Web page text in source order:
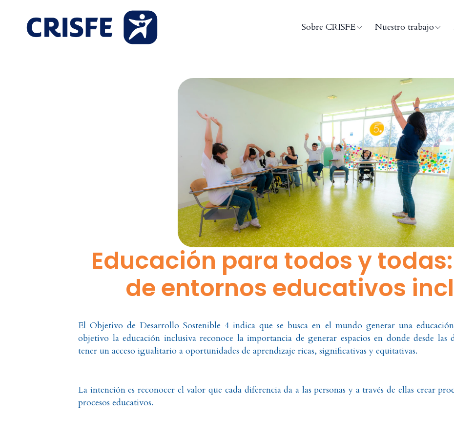
Sobre CRISFE Nuestro trabajo
Educación para todos y
de entornos educativos
El Objetivo de Desarrollo Sostenible 4 indica que se busca en el mundo generar una
objetivo la educación inclusiva reconoce la importancia de generar espacios en donde desde las
tener un acceso igualitario a oportunidades de aprendizaje ricas, significativas y equitativas.
La intención es reconocer el valor que cada diferencia da a las personas y a través de ellas crear
procesos educativos.